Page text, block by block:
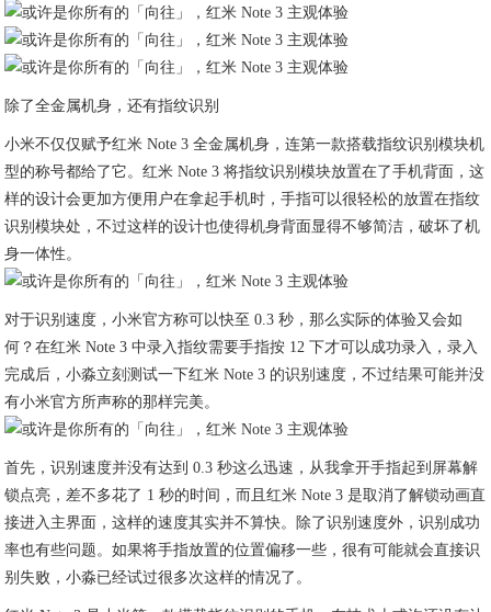
除了全金属机身，还有指纹识别
小米不仅仅赋予红米 Note 3 全金属机身，连第一款搭载指纹识别模块机
型的称号都给了它。红米 Note 3 将指纹识别模块放置在了手机背面，这
样的设计会更加方便用户在拿起手机时，手指可以很轻松的放置在指纹
识别模块处，不过这样的设计也使得机身背面显得不够简洁，破坏了机
身一体性。
对于识别速度，小米官方称可以快至 0.3 秒，那么实际的体验又会如
何？在红米 Note 3 中录入指纹需要手指按 12 下才可以成功录入，录入
完成后，小淼立刻测试一下红米 Note 3 的识别速度，不过结果可能并没
有小米官方所声称的那样完美。
首先，识别速度并没有达到 0.3 秒这么迅速，从我拿开手指起到屏幕解
锁点亮，差不多花了 1 秒的时间，而且红米 Note 3 是取消了解锁动画直
接进入主界面，这样的速度其实并不算快。除了识别速度外，识别成功
率也有些问题。如果将手指放置的位置偏移一些，很有可能就会直接识
别失败，小淼已经试过很多次这样的情况了。